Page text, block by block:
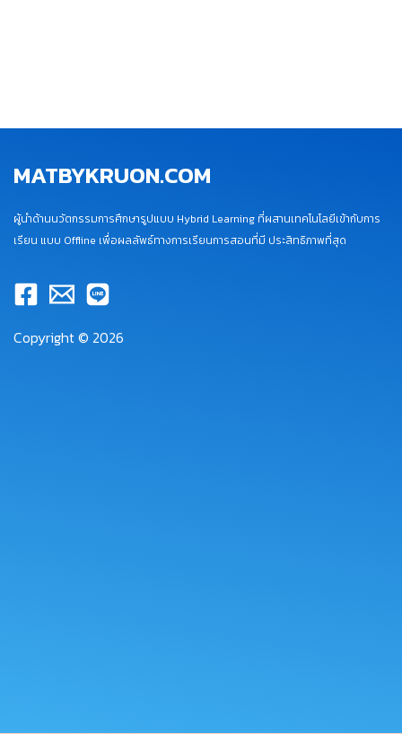
MATBYKRUON.COM
ผู้นำด้านนวัตกรรมการศึกษารูปแบบ Hybrid Learning ที่ผสานเทคโนโลยีเข้ากับการ
เรียน แบบ Offline เพื่อผลลัพธ์ทางการเรียนการสอนที่มี ประสิทธิภาพที่สุด
Copyright © 2026